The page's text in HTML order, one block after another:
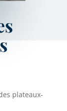
plateaux-